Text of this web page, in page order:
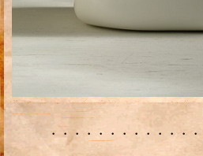
・・・・・・・・・・・・・・